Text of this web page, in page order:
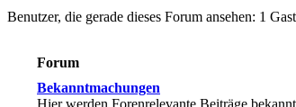
Benutzer, die gerade dieses Forum ansehen: 1
Forum
Bekanntmachungen
Hier werden Forenrelevante Beiträge